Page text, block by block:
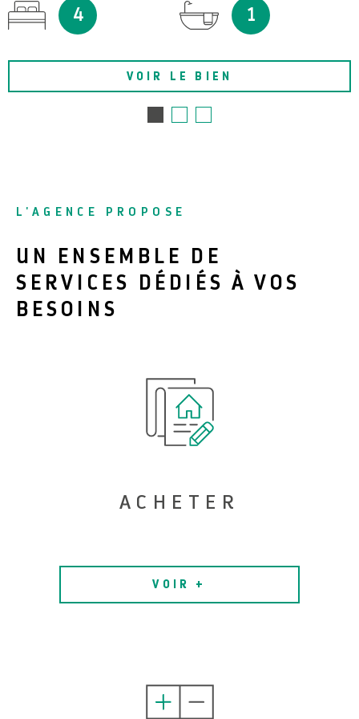
4 1
VOIR LE BIEN
L'AGENCE PROPOSE
UN ENSEMBLE DE
SERVICES DÉDIÉS À VOS
BESOINS
ACHETER
VOIR +